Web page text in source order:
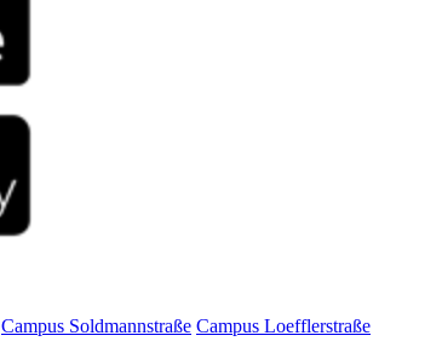
Campus Soldmannstraße Campus Loefflerstraße